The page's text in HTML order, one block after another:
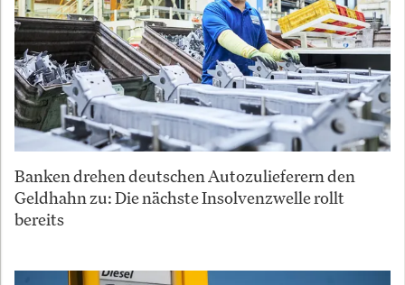
Banken drehen deutschen Autozulieferern den
Geldhahn zu: Die nächste Insolvenzwelle rollt
bereits